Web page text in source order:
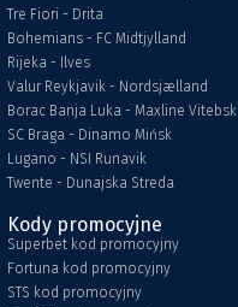
Tre Fiori - Drita
Bohemians - FC Midtjylland
Rijeka - Ilves
Valur Reykjavik - Nordsjælland
Borac Banja Luka - Maxline Vitebsk
SC Braga - Dinamo Mińsk
Lugano - NSI Runavik
Twente - Dunajska Streda
Kody promocyjne
Superbet kod promocyjny
Fortuna kod promocyjny
STS kod promocyjny